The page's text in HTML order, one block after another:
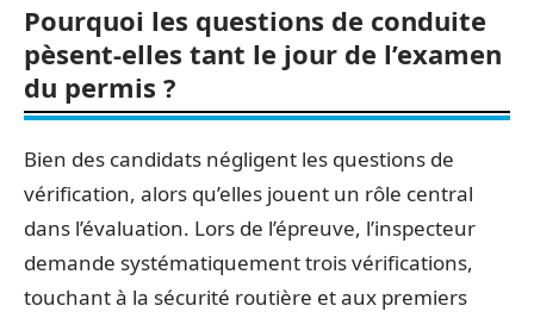
Pourquoi les questions de conduite
pèsent-elles tant le jour de l’examen
du permis ?
Bien des candidats négligent les questions de
vérification, alors qu’elles jouent un rôle central
dans l’évaluation. Lors de l’épreuve, l’inspecteur
demande systématiquement trois vérifications,
touchant à la sécurité routière et aux premiers